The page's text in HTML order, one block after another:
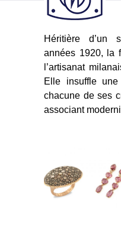
Héritière d’un
années 1920, la
l’artisanat
Elle insuffle
chacune de ses
associant